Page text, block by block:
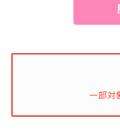
一部対